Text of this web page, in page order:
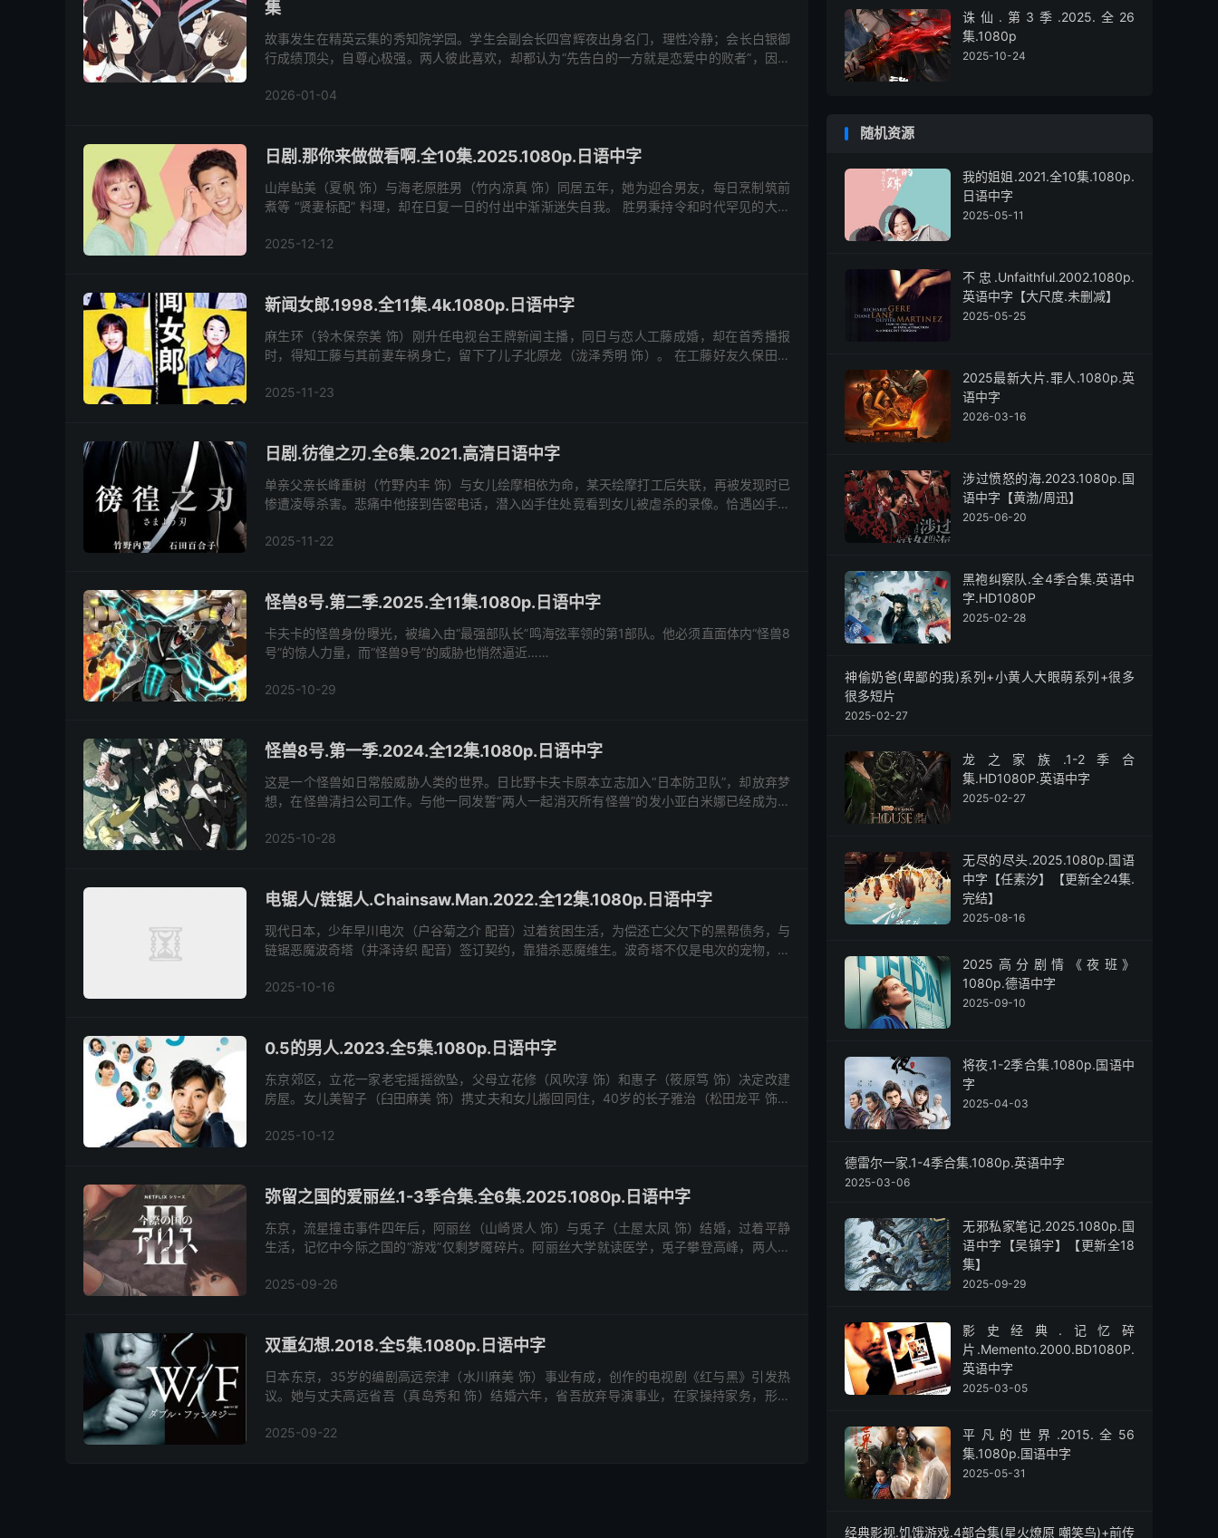
集
故事发生在精英云集的秀知院学园。学生会副会长四宫辉夜出身名门，理性冷静；会长白银御
行成绩顶尖，自尊心极强。两人彼此喜欢，却都认为“先告白的一方就是恋爱中的败者”，因此
2026-01-04
日剧.那你来做做看啊.全10集.2025.1080p.日语中字
山岸鲇美（夏帆 饰）与海老原胜男（竹内凉真 饰）同居五年，她为迎合男友，每日烹制筑前
煮等 “贤妻标配” 料理，却在日复一日的付出中渐渐迷失自我。 胜男秉持令和时代罕见的大男
2025-12-12
新闻女郎.1998.全11集.4k.1080p.日语中字
麻生环（铃木保奈美 饰）刚升任电视台王牌新闻主播，同日与恋人工藤成婚，却在首秀播报
时，得知工藤与其前妻车祸身亡，留下了儿子北原龙（泷泽秀明 饰）。 在工藤好友久保田六
2025-11-23
日剧.彷徨之刃.全6集.2021.高清日语中字
单亲父亲长峰重树（竹野内丰 饰）与女儿绘摩相依为命，某天绘摩打工后失联，再被发现时已
惨遭凌辱杀害。悲痛中他接到告密电话，潜入凶手住处竟看到女儿被虐杀的录像。恰遇凶手伴
2025-11-22
怪兽8号.第二季.2025.全11集.1080p.日语中字
卡夫卡的怪兽身份曝光，被编入由“最强部队长”鸣海弦率领的第1部队。他必须直面体内“怪兽8
号”的惊人力量，而“怪兽9号”的威胁也悄然逼近……
2025-10-29
怪兽8号.第一季.2024.全12集.1080p.日语中字
这是一个怪兽如日常般威胁人类的世界。日比野卡夫卡原本立志加入“日本防卫队”，却放弃梦
想，在怪兽清扫公司工作。与他一同发誓“两人一起消灭所有怪兽”的发小亚白米娜已经成为第
2025-10-28
电锯人/链锯人.Chainsaw.Man.2022.全12集.1080p.日语中字
现代日本，少年早川电次（户谷菊之介 配音）过着贫困生活，为偿还亡父欠下的黑帮债务，与
链锯恶魔波奇塔（井泽诗织 配音）签订契约，靠猎杀恶魔维生。波奇塔不仅是电次的宠物，更
2025-10-16
0.5的男人.2023.全5集.1080p.日语中字
东京郊区，立花一家老宅摇摇欲坠，父母立花修（风吹淳 饰）和惠子（筱原笃 饰）决定改建
房屋。女儿美智子（臼田麻美 饰）携丈夫和女儿搬回同住，40岁的长子雅治（松田龙平 饰）
2025-10-12
弥留之国的爱丽丝.1-3季合集.全6集.2025.1080p.日语中字
东京，流星撞击事件四年后，阿丽丝（山崎贤人 饰）与兎子（土屋太凤 饰）结婚，过着平静
生活，记忆中今际之国的“游戏”仅剩梦魇碎片。阿丽丝大学就读医学，兎子攀登高峰，两人偶
2025-09-26
双重幻想.2018.全5集.1080p.日语中字
日本东京，35岁的编剧高远奈津（水川麻美 饰）事业有成，创作的电视剧《红与黑》引发热
议。她与丈夫高远省吾（真岛秀和 饰）结婚六年，省吾放弃导演事业，在家操持家务，形同
2025-09-22
诛仙.第3季.2025.全26
集.1080p
2025-10-24
随机资源
我的姐姐.2021.全10集.1080p.
日语中字
2025-05-11
不忠.Unfaithful.2002.1080p.
英语中字【大尺度.未删减】
2025-05-25
2025最新大片.罪人.1080p.英
语中字
2026-03-16
涉过愤怒的海.2023.1080p.国
语中字【黄渤/周迅】
2025-06-20
黑袍纠察队.全4季合集.英语中
字.HD1080P
2025-02-28
神偷奶爸(卑鄙的我)系列+小黄人大眼萌系列+很多
很多短片
2025-02-27
龙之家族.1-2季合
集.HD1080P.英语中字
2025-02-27
无尽的尽头.2025.1080p.国语
中字【任素汐】【更新全24集.
完结】
2025-08-16
2025高分剧情《夜班》
1080p.德语中字
2025-09-10
将夜.1-2季合集.1080p.国语中
字
2025-04-03
德雷尔一家.1-4季合集.1080p.英语中字
2025-03-06
无邪私家笔记.2025.1080p.国
语中字【吴镇宇】【更新全18
集】
2025-09-29
影史经典.记忆碎
片.Memento‎.2000.BD1080P.
英语中字
2025-03-05
平凡的世界.2015.全56
集.1080p.国语中字
2025-05-31
经典影视.饥饿游戏.4部合集(星火燎原 嘲笑鸟)+前传